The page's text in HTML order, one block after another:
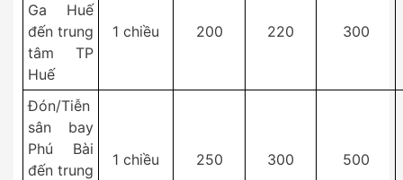
Ga Huế
đến trung
tâm TP
Huế
1 chiều 200 220 300
Đón/Tiễn
sân bay
Phú Bài
đến trung
1 chiều 250 300 500